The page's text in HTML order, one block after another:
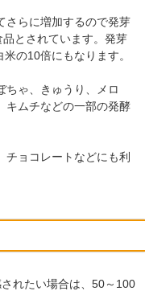
さらに増加するので発芽
とされています。発芽
の10倍にもなります。
ちゃ、きゅうり、メロ
キムチなどの一部の発酵
ョコレートなどにも利
れたい場合は、50～100